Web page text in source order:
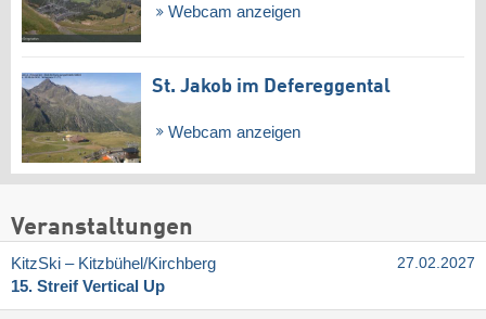
Webcam anzeigen
St. Jakob im Defereggental
Webcam anzeigen
Veranstaltungen
KitzSki – Kitzbühel/​Kirchberg
15. Streif Vertical Up
27.02.2027